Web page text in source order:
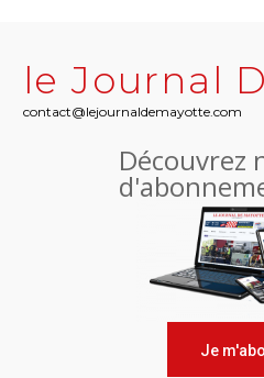
le Journal
contact@lejournaldemayotte.com
Découvrez
Je